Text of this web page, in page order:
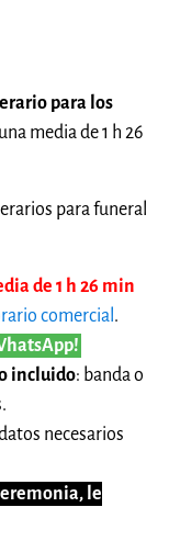
para los
media de 1 h 26
para funeral
de 1 h 26 min
comercial .
incluido: banda o
necesarios
le